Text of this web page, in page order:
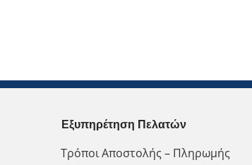
Εξυπηρέτηση Πελατών
Τρόποι Αποστολής – Πληρωμής